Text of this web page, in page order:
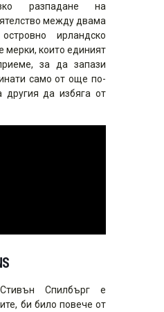
разпадане на
между двама
ирландско
мерки, които единият
за да запази
само от още по-
другия да избяга от
Спилбърг е
би било повече от